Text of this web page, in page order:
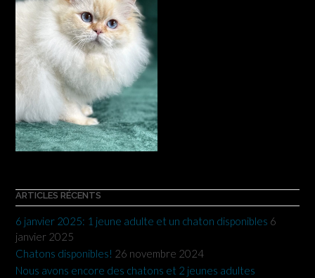
ARTICLES RÉCENTS
6 janvier 2025: 1 jeune adulte et un chaton disponibles 6
janvier 2025
Chatons disponibles! 26 novembre 2024
Nous avons encore des chatons et 2 jeunes adultes